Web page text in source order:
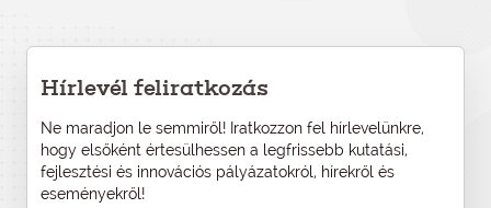
Hírlevél feliratkozás
Ne maradjon le semmiről! Iratkozzon fel hírlevelünkre,
hogy elsőként értesülhessen a legfrissebb kutatási,
fejlesztési és innovációs pályázatokról, hírekről és
eseményekről!